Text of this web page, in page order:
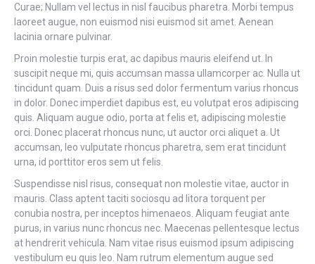
Curae; Nullam vel lectus in nisl faucibus pharetra. Morbi tempus
laoreet augue, non euismod nisi euismod sit amet. Aenean
lacinia ornare pulvinar.
Proin molestie turpis erat, ac dapibus mauris eleifend ut. In
suscipit neque mi, quis accumsan massa ullamcorper ac. Nulla ut
tincidunt quam. Duis a risus sed dolor fermentum varius rhoncus
in dolor. Donec imperdiet dapibus est, eu volutpat eros adipiscing
quis. Aliquam augue odio, porta at felis et, adipiscing molestie
orci. Donec placerat rhoncus nunc, ut auctor orci aliquet a. Ut
accumsan, leo vulputate rhoncus pharetra, sem erat tincidunt
urna, id porttitor eros sem ut felis.
Suspendisse nisl risus, consequat non molestie vitae, auctor in
mauris. Class aptent taciti sociosqu ad litora torquent per
conubia nostra, per inceptos himenaeos. Aliquam feugiat ante
purus, in varius nunc rhoncus nec. Maecenas pellentesque lectus
at hendrerit vehicula. Nam vitae risus euismod ipsum adipiscing
vestibulum eu quis leo. Nam rutrum elementum augue sed